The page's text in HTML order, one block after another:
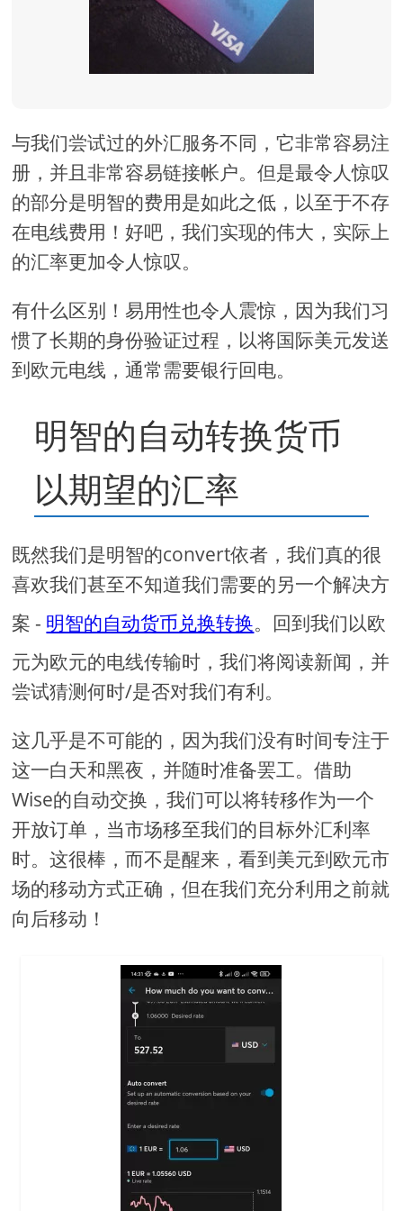
与我们尝试过的外汇服务不同，它非常容易注
册，并且非常容易链接帐户。但是最令人惊叹
的部分是明智的费用是如此之低，以至于不存
在电线费用！好吧，我们实现的伟大，实际上
的汇率更加令人惊叹。
有什么区别！易用性也令人震惊，因为我们习
惯了长期的身份验证过程，以将国际美元发送
到欧元电线，通常需要银行回电。
明智的自动转换货币
以期望的汇率
既然我们是明智的convert依者，我们真的很
喜欢我们甚至不知道我们需要的另一个解决方
案 - 明智的自动货币兑换转换。回到我们以欧
元为欧元的电线传输时，我们将阅读新闻，并
尝试猜测何时/是否对我们有利。
这几乎是不可能的，因为我们没有时间专注于
这一白天和黑夜，并随时准备罢工。借助
Wise的自动交换，我们可以将转移作为一个
开放订单，当市场移至我们的目标外汇利率
时。这很棒，而不是醒来，看到美元到欧元市
场的移动方式正确，但在我们充分利用之前就
向后移动！